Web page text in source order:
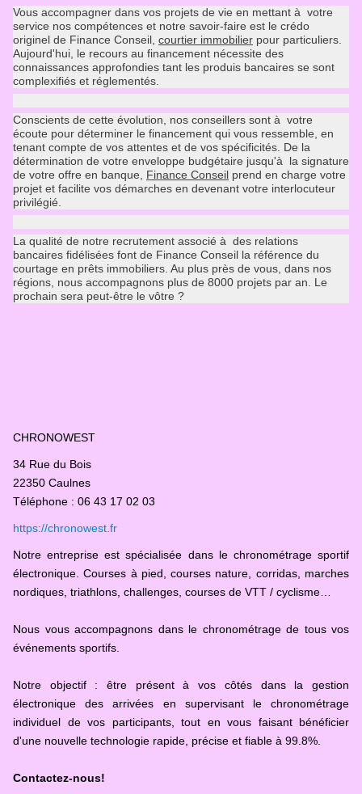
Vous accompagner dans vos projets de vie en mettant à votre
service nos compétences et notre savoir-faire est le crédo
originel de Finance Conseil, courtier immobilier pour particuliers.
Aujourd'hui, le recours au financement nécessite des
connaissances approfondies tant les produis bancaires se sont
complexifiés et réglementés.
Conscients de cette évolution, nos conseillers sont à votre
écoute pour déterminer le financement qui vous ressemble, en
tenant compte de vos attentes et de vos spécificités. De la
détermination de votre enveloppe budgétaire jusqu'à la signature
de votre offre en banque, Finance Conseil prend en charge votre
projet et facilite vos démarches en devenant votre interlocuteur
privilégié.
La qualité de notre recrutement associé à des relations
bancaires fidélisées font de Finance Conseil la référence du
courtage en prêts immobiliers. Au plus près de vous, dans nos
régions, nous accompagnons plus de 8000 projets par an. Le
prochain sera peut-être le vôtre ?
CHRONOWEST
34 Rue du Bois
22350 Caulnes
Téléphone : 06 43 17 02 03
https://chronowest.fr
Notre entreprise est spécialisée dans le chronométrage sportif
électronique. Courses à pied, courses nature, corridas, marches
nordiques, triathlons, challenges, courses de VTT / cyclisme…
Nous vous accompagnons dans le chronométrage de tous vos
événements sportifs.
Notre objectif : être présent à vos côtés dans la gestion
électronique des arrivées en supervisant le chronométrage
individuel de vos participants, tout en vous faisant bénéficier
d'une nouvelle technologie rapide, précise et fiable à 99.8%.
Contactez-nous!